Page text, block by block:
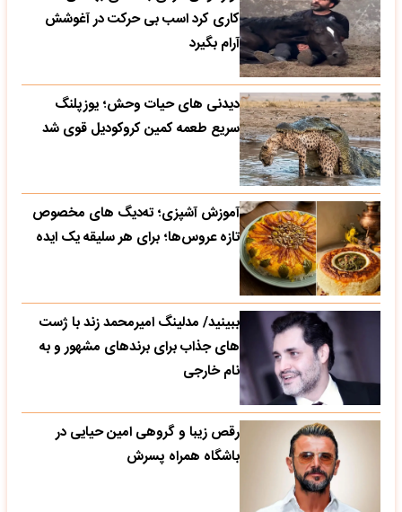
کاری کرد اسب بی حرکت در آغوشش
آرام بگیرد
دیدنی های حیات وحش؛ یوزپلنگ
سریع طعمه کمین کروکودیل قوی شد
آموزش آشپزی؛ ته‌دیگ‌ های مخصوص
تازه‌ عروس‌ها؛ برای هر سلیقه یک ایده
ببینید/ مدلینگ امیرمحمد زند با ژست
های جذاب برای برندهای مشهور و به
نام خارجی
رقص زیبا و گروهی امین حیایی در
باشگاه همراه پسرش